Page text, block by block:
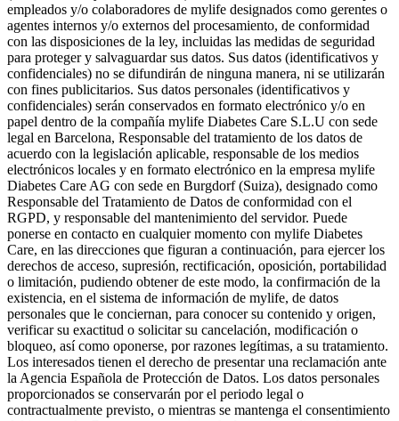
empleados y/o colaboradores de mylife designados como gerentes o
agentes internos y/o externos del procesamiento, de conformidad
con las disposiciones de la ley, incluidas las medidas de seguridad
para proteger y salvaguardar sus datos. Sus datos (identificativos y
confidenciales) no se difundirán de ninguna manera, ni se utilizarán
con fines publicitarios. Sus datos personales (identificativos y
confidenciales) serán conservados en formato electrónico y/o en
papel dentro de la compañía mylife Diabetes Care S.L.U con sede
legal en Barcelona, Responsable del tratamiento de los datos de
acuerdo con la legislación aplicable, responsable de los medios
electrónicos locales y en formato electrónico en la empresa mylife
Diabetes Care AG con sede en Burgdorf (Suiza), designado como
Responsable del Tratamiento de Datos de conformidad con el
RGPD, y responsable del mantenimiento del servidor. Puede
ponerse en contacto en cualquier momento con mylife Diabetes
Care, en las direcciones que figuran a continuación, para ejercer los
derechos de acceso, supresión, rectificación, oposición, portabilidad
o limitación, pudiendo obtener de este modo, la confirmación de la
existencia, en el sistema de información de mylife, de datos
personales que le conciernan, para conocer su contenido y origen,
verificar su exactitud o solicitar su cancelación, modificación o
bloqueo, así como oponerse, por razones legítimas, a su tratamiento.
Los interesados tienen el derecho de presentar una reclamación ante
la Agencia Española de Protección de Datos. Los datos personales
proporcionados se conservarán por el periodo legal o
contractualmente previsto, o mientras se mantenga el consentimiento